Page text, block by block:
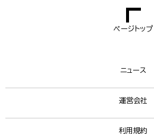
ページトップ
ニュース
運営会社
利用規約